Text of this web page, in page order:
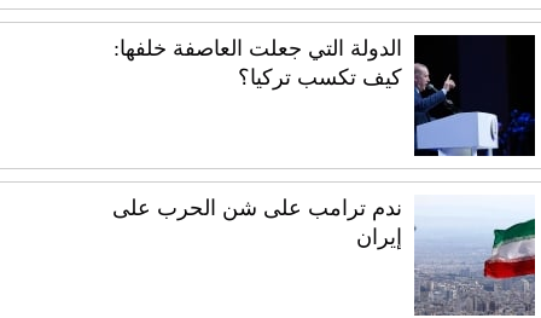
الدولة التي جعلت العاصفة خلفها:
كيف تكسب تركيا؟
ندم ترامب على شن الحرب على
إيران